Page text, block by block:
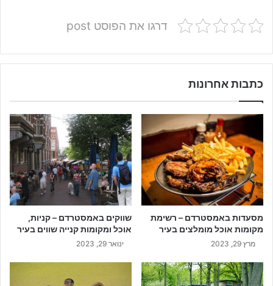
דרגו את הפוסט post
כתבות אחרונות
מסעדות באמסטרדם – רשימת
מקומות אוכל מומלצים בעיר
מרץ 29, 2023
שווקים באמסטרדם – קניות,
אוכל ומקומות קנייה שווים בעיר
ינואר 29, 2023